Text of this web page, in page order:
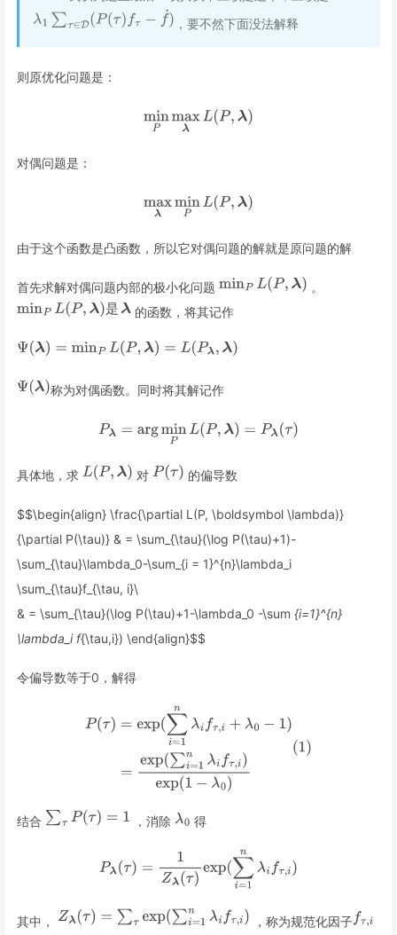
，要不然下面没法解释
则原优化问题是：
对偶问题是：
由于这个函数是凸函数，所以它对偶问题的解就是原问题的解
首先求解对偶问题内部的极小化问题 。
是 的函数，将其记作
称为对偶函数。同时将其解记作
具体地，求 对 的偏导数
$$\begin{align} \frac{\partial L(P, \boldsymbol \lambda)}
{\partial P(\tau)} & = \sum_{\tau}(\log P(\tau)+1)-
\sum_{\tau}\lambda_0-\sum_{i = 1}^{n}\lambda_i
\sum_{\tau}f_{\tau, i}\
& = \sum_{\tau}(\log P(\tau)+1-\lambda_0 -\sum {i=1}^{n}
\lambda_i f{\tau,i}) \end{align}$$
令偏导数等于0，解得
结合 ，消除 得
其中，
，称为规范化因子